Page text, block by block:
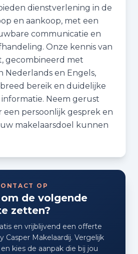
dienstverlening in de
en aankoop, met een
communicatie en
Onze kennis van
gecombineerd met
Nederlands en Engels,
bereik en duidelijke
Neem gerust
een persoonlijk gesprek en
makelaarsdoel kunnen
OP
de volgende
zetten?
en vrijblijvend een offerte
Casper Makelaardij. Vergelijk
kies de aanpak die bij jou